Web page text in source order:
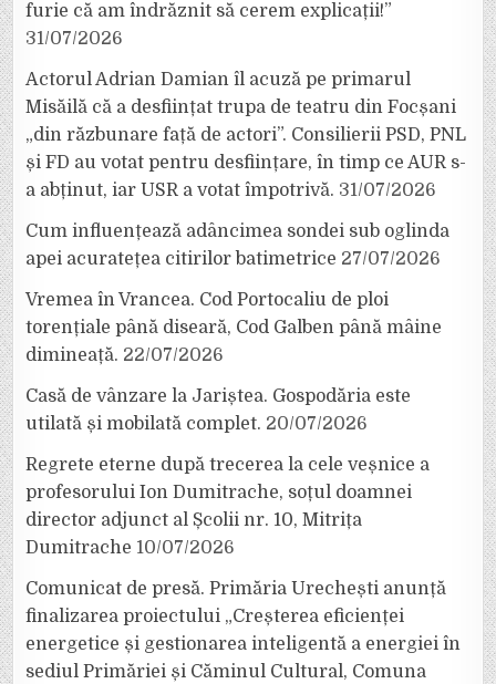
furie că am îndrăznit să cerem explicații!”
31/07/2026
Actorul Adrian Damian îl acuză pe primarul
Misăilă că a desființat trupa de teatru din Focșani
„din răzbunare față de actori”. Consilierii PSD, PNL
și FD au votat pentru desființare, în timp ce AUR s-
a abținut, iar USR a votat împotrivă. 31/07/2026
Cum influențează adâncimea sondei sub oglinda
apei acuratețea citirilor batimetrice 27/07/2026
Vremea în Vrancea. Cod Portocaliu de ploi
torențiale până diseară, Cod Galben până mâine
dimineață. 22/07/2026
Casă de vânzare la Jariștea. Gospodăria este
utilată și mobilată complet. 20/07/2026
Regrete eterne după trecerea la cele veșnice a
profesorului Ion Dumitrache, soțul doamnei
director adjunct al Școlii nr. 10, Mitrița
Dumitrache 10/07/2026
Comunicat de presă. Primăria Urechești anunță
finalizarea proiectului „Creșterea eficienței
energetice și gestionarea inteligentă a energiei în
sediul Primăriei și Căminul Cultural, Comuna